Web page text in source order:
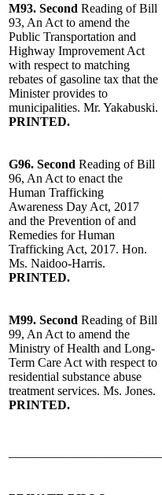
M93. Second Reading of Bill
93, An Act to amend the
Public Transportation and
Highway Improvement Act
with respect to matching
rebates of gasoline tax that the
Minister provides to
municipalities. Mr. Yakabuski.
PRINTED.
G96. Second Reading of Bill
96, An Act to enact the
Human Trafficking
Awareness Day Act, 2017
and the Prevention of and
Remedies for Human
Trafficking Act, 2017. Hon.
Ms. Naidoo-Harris.
PRINTED.
M99. Second Reading of Bill
99, An Act to amend the
Ministry of Health and Long-
Term Care Act with respect to
residential substance abuse
treatment services. Ms. Jones.
PRINTED.